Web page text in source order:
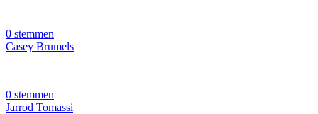
0 stemmen
Casey Brumels
0 stemmen
Jarrod Tomassi